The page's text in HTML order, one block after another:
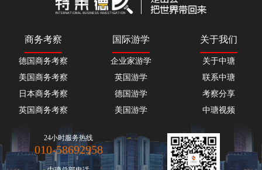
商务考察
德国商务考察
美国商务考察
日本商务考察
英国商务考察
国际游学
企业家游学
英国游学
德国游学
美国游学
关于我们
关于中瑭
联系中瑭
考察分享
中瑭视频
24小时服务热线
010-58692958